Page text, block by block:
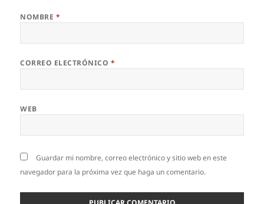
NOMBRE *
CORREO ELECTRÓNICO *
WEB
Guardar mi nombre, correo electrónico y sitio web en este
navegador para la próxima vez que haga un comentario.